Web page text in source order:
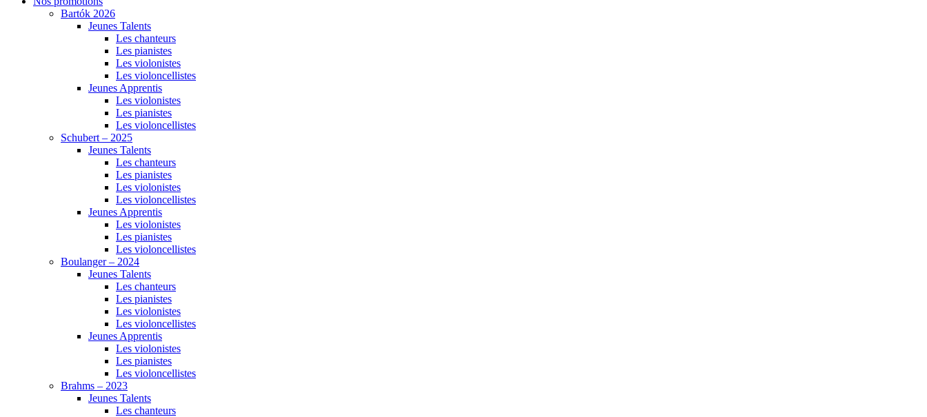
Bartók 2026
Jeunes Talents
Les chanteurs
Les pianistes
Les violonistes
Les violoncellistes
Jeunes Apprentis
Les violonistes
Les pianistes
Les violoncellistes
Schubert – 2025
Jeunes Talents
Les chanteurs
Les pianistes
Les violonistes
Les violoncellistes
Jeunes Apprentis
Les violonistes
Les pianistes
Les violoncellistes
Boulanger – 2024
Jeunes Talents
Les chanteurs
Les pianistes
Les violonistes
Les violoncellistes
Jeunes Apprentis
Les violonistes
Les pianistes
Les violoncellistes
Brahms – 2023
Jeunes Talents
Les chanteurs